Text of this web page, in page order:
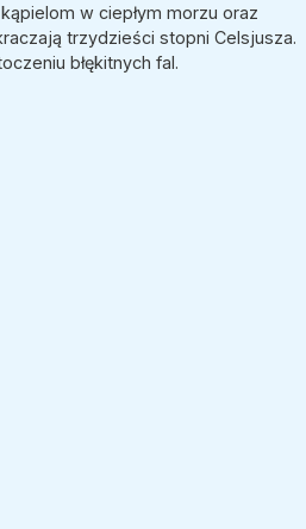
w ciepłym morzu oraz
trzydzieści stopni Celsjusza.
błękitnych fal.